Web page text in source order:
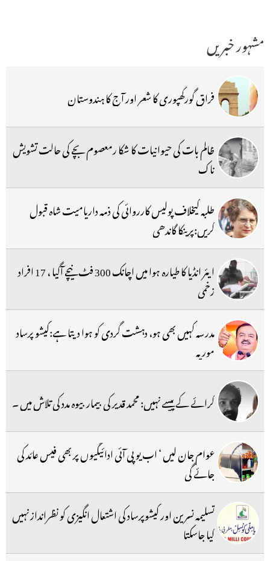
مشہور خبریں
فراق گورکھپوری کا شعر اور آج کا ہندوستان
ظالم بات کی حیوانیات کا شکا رمعصوم بچے کی حالت تشویش
ناک
طلبہ کیخلاف پولیس کارروائی کی ذمہ داریامیت شاہ قبول
کریں:پرینکا گاندھی
ایئر انڈیا کا طیارہ ہوا میں اچانک 300 فٹ نیچے آگیا ، 17 افراد
زخمی
مدرسہ کہیں بھی ہو، دہشت گردی کو ہوا دیتا ہے:کیشو پرساد
موریہ
کرائے کے پیسے نہیں: محمد قدیر کی بیمار بیوہ مدد کی تلاش میں ۔
عوام جان لیں ‘ اب یو پی آئی ادائیگیوں پر بھی فیس عائد کی
جائے گی
تسلیمہ نسرین اور کیشوپرساد کی اشتعال انگیزی کو نظرانداز نہیں
کیا جاسکتا